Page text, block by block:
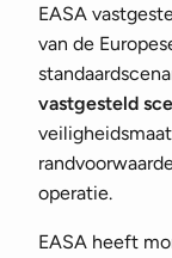
EASA
van de
vastgesteld
operatie.
EASA heeft